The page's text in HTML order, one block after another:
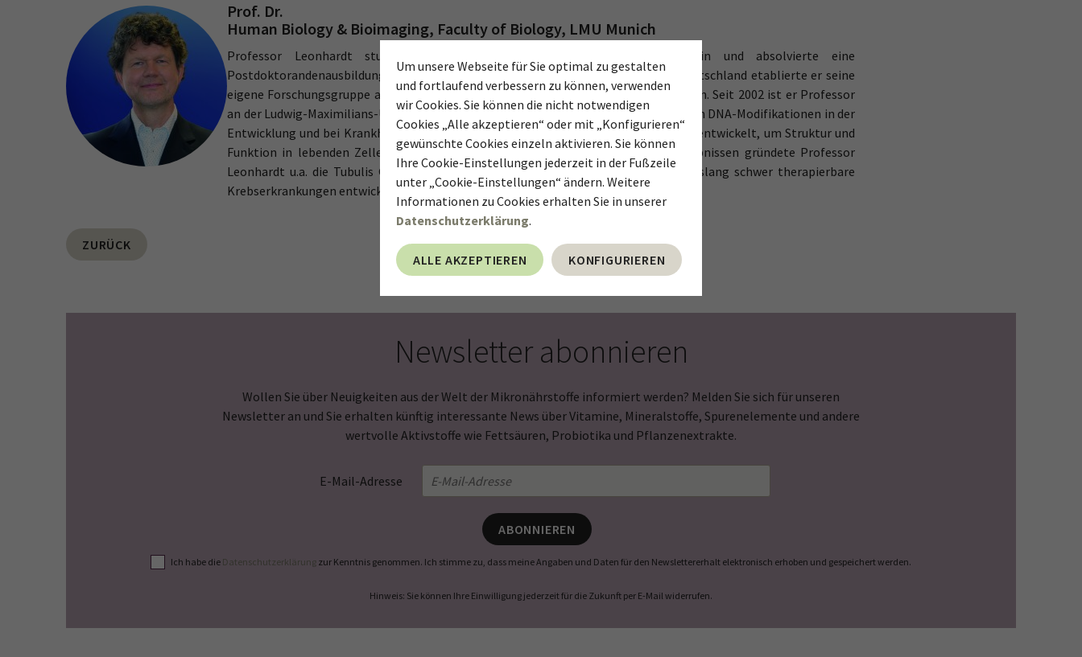
Um unsere Webseite für Sie optimal zu gestalten
und fortlaufend verbessern zu können, verwenden
wir Cookies. Sie können die nicht notwendigen
Cookies „Alle akzeptieren“ oder mit „Konfigurieren“
gewünschte Cookies einzeln aktivieren. Sie können
Ihre Cookie-Einstellungen jederzeit in der Fußzeile
unter „Cookie-Einstellungen“ ändern. Weitere
Informationen zu Cookies erhalten Sie in unserer
Datenschutzerklärung.
ALLE AKZEPTIEREN KONFIGURIEREN
Prof. Dr.
Human Biology & Bioimaging, Faculty of Biology, LMU Munich
Professor Leonhardt studierte Biochemie an der Freien Universität Berlin und absolvierte eine
Postdoktorandenausbildung an der Harvard Medical School in Boston. Zurück in Deutschland etablierte er seine
eigene Forschungsgruppe am Max-Delbrück-Centrum für Molekulare Medizin in Berlin. Seit 2002 ist er Professor
an der Ludwig-Maximilians-Universität in München, wo er die Rolle und Regulation von DNA-Modifikationen in der
Entwicklung und bei Krankheiten untersucht. Er hat eine Reihe neuer Technologien entwickelt, um Struktur und
Funktion in lebenden Zellen zu untersuchen. Zur Umsetzung von Forschungsergebnissen gründete Professor
Leonhardt u.a. die Tubulis GmbH, die Antikörper-Wirkstoff-Konjugate (ADCs) für bislang schwer therapierbare
Krebserkrankungen entwickelt.
ZURÜCK
Newsletter abonnieren
Wollen Sie über Neuigkeiten aus der Welt der Mikronährstoffe informiert werden? Melden Sie sich für unseren
Newsletter an und Sie erhalten künftig interessante News über Vitamine, Mineralstoffe, Spurenelemente und andere
wertvolle Aktivstoffe wie Fettsäuren, Probiotika und Pflanzenextrakte.
E-Mail-Adresse
ABONNIEREN
Ich habe die Datenschutzerklärung zur Kenntnis genommen. Ich stimme zu, dass meine Angaben und Daten für den Newslettererhalt elektronisch erhoben und gespeichert werden.
Hinweis: Sie können Ihre Einwilligung jederzeit für die Zukunft per E-Mail widerrufen.